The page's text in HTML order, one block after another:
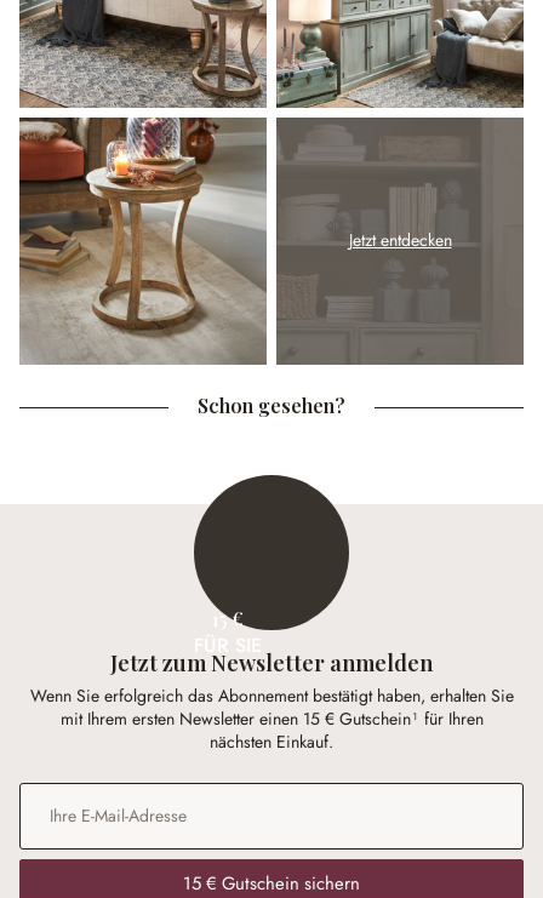
Jetzt entdecken
Schon gesehen?
15 €
Jetzt zum Newsletter anmelden
Wenn Sie erfolgreich das Abonnement bestätigt haben, erhalten Sie
mit Ihrem ersten Newsletter einen 15 € Gutschein¹ für Ihren
nächsten Einkauf.
E-Mail-Adresse*
15 € Gutschein sichern